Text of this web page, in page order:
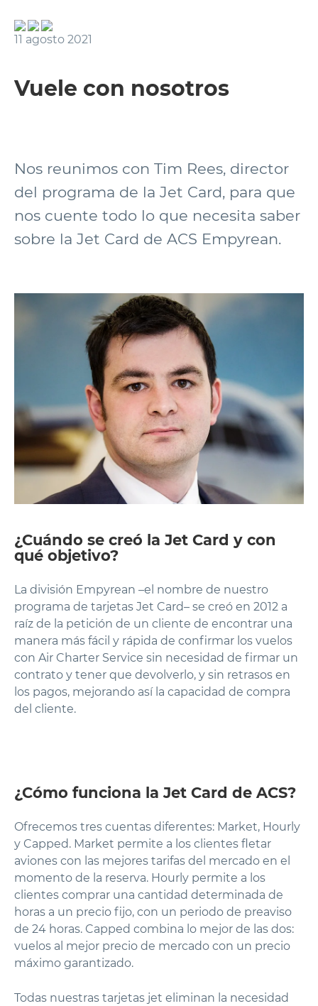
11 agosto 2021
Vuele con nosotros
Nos reunimos con Tim Rees, director
del programa de la Jet Card, para que
nos cuente todo lo que necesita saber
sobre la Jet Card de ACS Empyrean.
¿Cuándo se creó la Jet Card y con
qué objetivo?
La división Empyrean –el nombre de nuestro
programa de tarjetas Jet Card– se creó en 2012 a
raíz de la petición de un cliente de encontrar una
manera más fácil y rápida de confirmar los vuelos
con Air Charter Service sin necesidad de firmar un
contrato y tener que devolverlo, y sin retrasos en
los pagos, mejorando así la capacidad de compra
del cliente.
¿Cómo funciona la Jet Card de ACS?
Ofrecemos tres cuentas diferentes: Market, Hourly
y Capped. Market permite a los clientes fletar
aviones con las mejores tarifas del mercado en el
momento de la reserva. Hourly permite a los
clientes comprar una cantidad determinada de
horas a un precio fijo, con un periodo de preaviso
de 24 horas. Capped combina lo mejor de las dos:
vuelos al mejor precio de mercado con un precio
máximo garantizado.
Todas nuestras tarjetas jet eliminan la necesidad